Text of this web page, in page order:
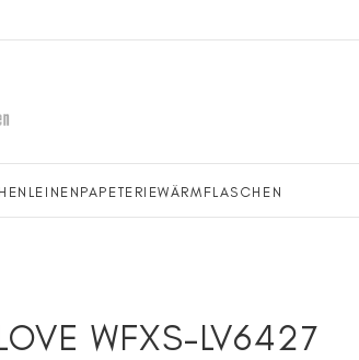
PAPETERIEWÄRMFLASCHEN
WFXS-LV6427